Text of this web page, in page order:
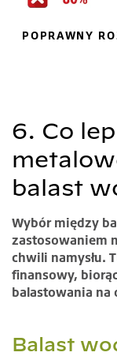
POPRAWNY
6. Co
balast
Wybór między
zastosowaniem
chwili namysłu.
finansowy,
balastowania na
Balast